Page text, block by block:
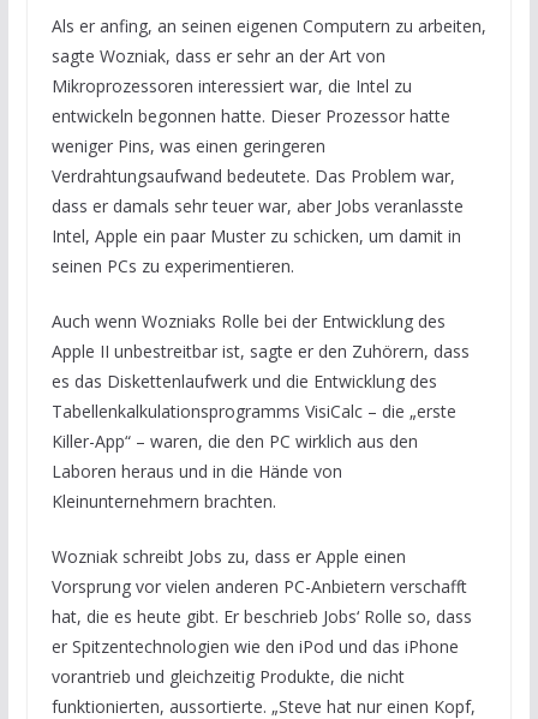
Als er anfing, an seinen eigenen Computern zu arbeiten,
sagte Wozniak, dass er sehr an der Art von
Mikroprozessoren interessiert war, die Intel zu
entwickeln begonnen hatte. Dieser Prozessor hatte
weniger Pins, was einen geringeren
Verdrahtungsaufwand bedeutete. Das Problem war,
dass er damals sehr teuer war, aber Jobs veranlasste
Intel, Apple ein paar Muster zu schicken, um damit in
seinen PCs zu experimentieren.
Auch wenn Wozniaks Rolle bei der Entwicklung des
Apple II unbestreitbar ist, sagte er den Zuhörern, dass
es das Diskettenlaufwerk und die Entwicklung des
Tabellenkalkulationsprogramms VisiCalc – die „erste
Killer-App“ – waren, die den PC wirklich aus den
Laboren heraus und in die Hände von
Kleinunternehmern brachten.
Wozniak schreibt Jobs zu, dass er Apple einen
Vorsprung vor vielen anderen PC-Anbietern verschafft
hat, die es heute gibt. Er beschrieb Jobs‘ Rolle so, dass
er Spitzentechnologien wie den iPod und das iPhone
vorantrieb und gleichzeitig Produkte, die nicht
funktionierten, aussortierte. „Steve hat nur einen Kopf,